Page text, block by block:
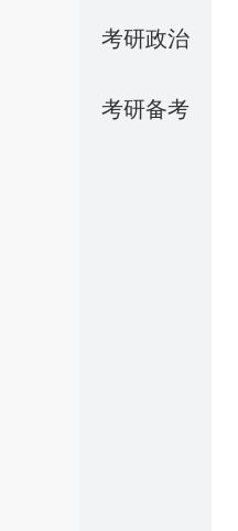
考研政治
考研备考